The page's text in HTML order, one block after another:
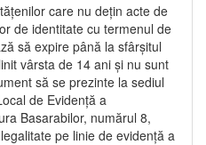
care nu dețin acte de
de identitate cu termenul de
să expire până la sfârșitul
vârsta de 14 ani și nu sunt
să se prezinte la sediul
de Evidență a
Basarabilor, numărul 8,
pe linie de evidență a